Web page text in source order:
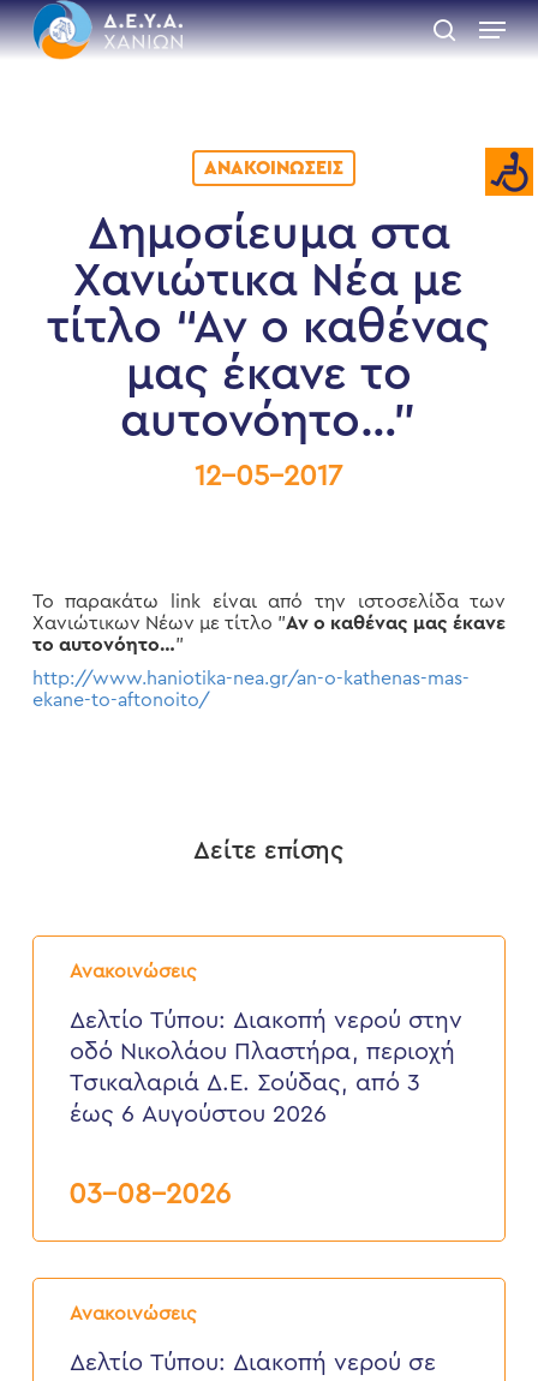
Skip
to
main
search
Menu
ΑΝΑΚΟΙΝΏΣΕΙΣ
Δημοσίευμα στα
Χανιώτικα Νέα με
τίτλο “Αν ο καθένας
μας έκανε το
αυτονόητο…”
12-05-2017
Το παρακάτω link είναι από την ιστοσελίδα των
Χανιώτικων Νέων με τίτλο "Αν ο καθένας μας έκανε
το αυτονόητο…"
http://www.haniotika-nea.gr/an-o-kathenas-mas-
ekane-to-aftonoito/
Δείτε επίσης
Ανακοινώσεις
Δελτίο
Τύπου:
νερού
στην
Νικολάου
Πλαστήρα,
περιοχή
Σούδας,
έως
2026
Δελτίο Τύπου: Διακοπή νερού στην
οδό Νικολάου Πλαστήρα, περιοχή
Τσικαλαριά Δ.Ε. Σούδας, από 3
έως 6 Αυγούστου 2026
03-08-2026
Ανακοινώσεις
Δελτίο
Τύπου:
νερούΔελτίο Τύπου: Διακοπή νερού σε